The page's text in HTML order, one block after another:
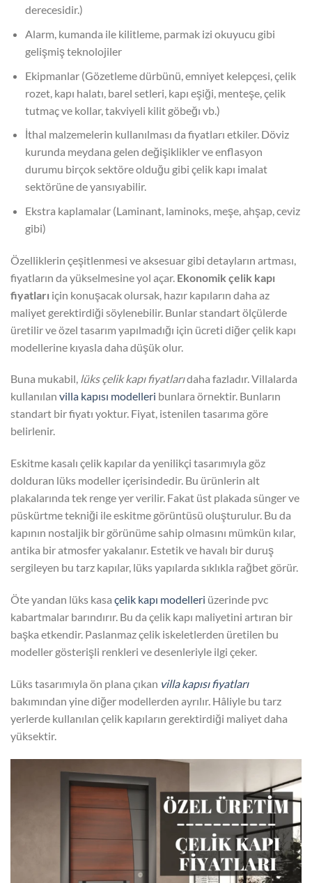
derecesidir.)
Alarm, kumanda ile kilitleme, parmak izi okuyucu gibi
gelişmiş teknolojiler
Ekipmanlar (Gözetleme dürbünü, emniyet kelepçesi, çelik
rozet, kapı halatı, barel setleri, kapı eşiği, menteşe, çelik
tutmaç ve kollar, takviyeli kilit göbeğı vb.)
İthal malzemelerin kullanılması da fiyatları etkiler. Döviz
kurunda meydana gelen değişiklikler ve enflasyon
durumu birçok sektöre olduğu gibi çelik kapı imalat
sektörüne de yansıyabilir.
Ekstra kaplamalar (Laminant, laminoks, meşe, ahşap, ceviz
gibi)
Özelliklerin çeşitlenmesi ve aksesuar gibi detayların artması,
fiyatların da yükselmesine yol açar. Ekonomik çelik kapı
fiyatları için konuşacak olursak, hazır kapıların daha az
maliyet gerektirdiği söylenebilir. Bunlar standart ölçülerde
üretilir ve özel tasarım yapılmadığı için ücreti diğer çelik kapı
modellerine kıyasla daha düşük olur.
Buna mukabil, lüks çelik kapı fiyatlarıdaha fazladır. Villalarda
kullanılan villa kapısı modelleri bunlara örnektir. Bunların
standart bir fiyatı yoktur. Fiyat, istenilen tasarıma göre
belirlenir.
Eskitme kasalı çelik kapılar da yenilikçi tasarımıyla göz
dolduran lüks modeller içerisindedir. Bu ürünlerin alt
plakalarında tek renge yer verilir. Fakat üst plakada sünger ve
püskürtme tekniği ile eskitme görüntüsü oluşturulur. Bu da
kapının nostaljik bir görünüme sahip olmasını mümkün kılar,
antika bir atmosfer yakalanır. Estetik ve havalı bir duruş
sergileyen bu tarz kapılar, lüks yapılarda sıklıkla rağbet görür.
Öte yandan lüks kasa çelik kapı modelleri üzerinde pvc
kabartmalar barındırır. Bu da çelik kapı maliyetini artıran bir
başka etkendir. Paslanmaz çelik iskeletlerden üretilen bu
modeller gösterişli renkleri ve desenleriyle ilgi çeker.
Lüks tasarımıyla ön plana çıkan villa kapısı fiyatları
bakımından yine diğer modellerden ayrılır. Hâliyle bu tarz
yerlerde kullanılan çelik kapıların gerektirdiği maliyet daha
yüksektir.